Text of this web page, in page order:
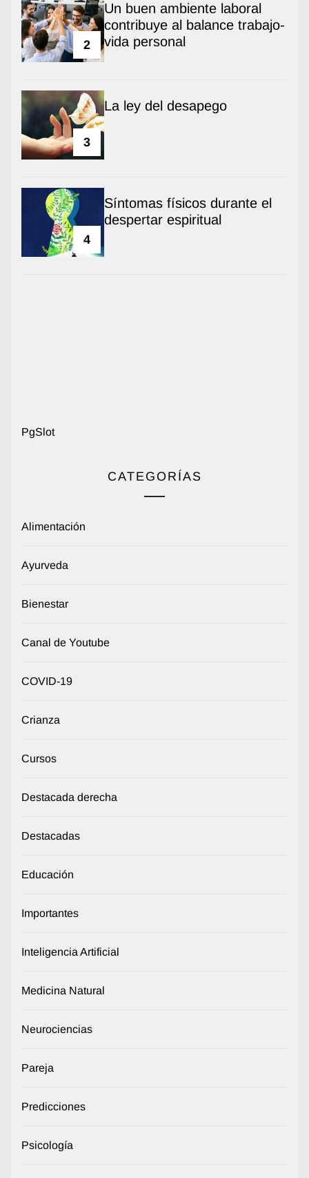
2
Un buen ambiente laboral
contribuye al balance trabajo-
vida personal
3
La ley del desapego
4
Síntomas físicos durante el
despertar espiritual
PgSlot
CATEGORÍAS
Alimentación
Ayurveda
Bienestar
Canal de Youtube
COVID-19
Crianza
Cursos
Destacada derecha
Destacadas
Educación
Importantes
Inteligencia Artificial
Medicina Natural
Neurociencias
Pareja
Predicciones
Psicología